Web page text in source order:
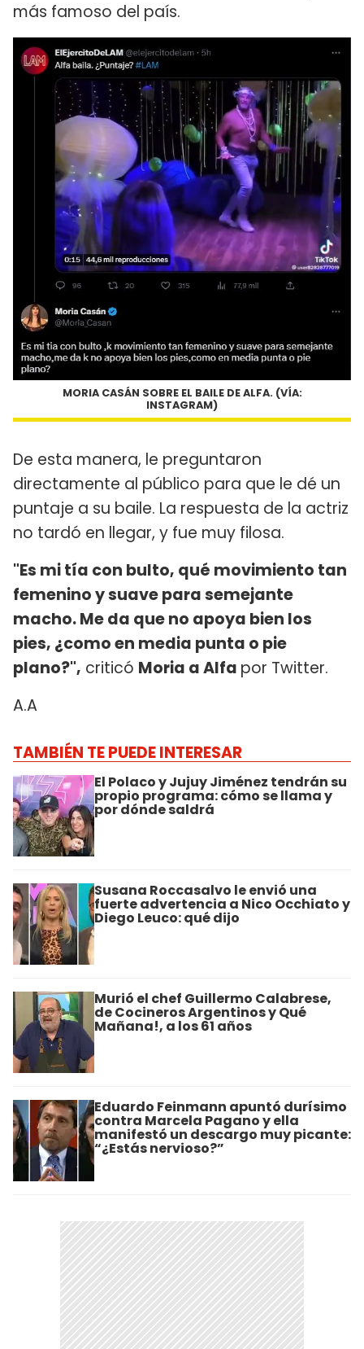
más famoso del país.
MORIA CASÁN SOBRE EL BAILE DE ALFA. (VÍA:
INSTAGRAM)
De esta manera, le preguntaron
directamente al público para que le dé un
puntaje a su baile. La respuesta de la actriz
no tardó en llegar, y fue muy filosa.
"Es mi tía con bulto, qué movimiento tan
femenino y suave para semejante
macho. Me da que no apoya bien los
pies, ¿como en media punta o pie
plano?", criticó Moria a Alfa por Twitter.
A.A
TAMBIÉN TE PUEDE INTERESAR
El Polaco y Jujuy Jiménez tendrán su
propio programa: cómo se llama y
por dónde saldrá
Susana Roccasalvo le envió una
fuerte advertencia a Nico Occhiato y
Diego Leuco: qué dijo
Murió el chef Guillermo Calabrese,
de Cocineros Argentinos y Qué
Mañana!, a los 61 años
Eduardo Feinmann apuntó durísimo
contra Marcela Pagano y ella
manifestó un descargo muy picante:
“¿Estás nervioso?”